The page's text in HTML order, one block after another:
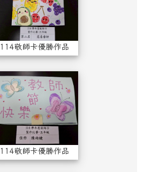
114敬師卡優勝作品（六年級）
114敬師卡優勝作品（五年級）